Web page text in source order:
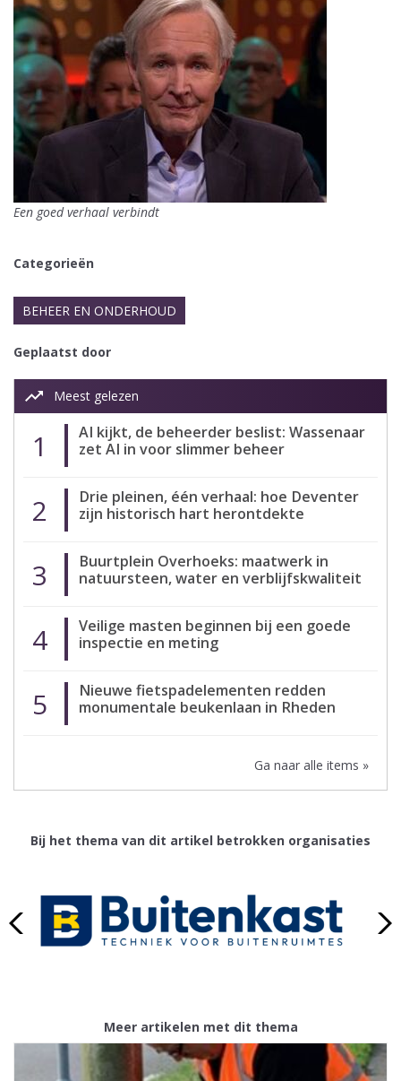
Een goed verhaal verbindt
Categorieën
BEHEER EN ONDERHOUD
Geplaatst door
trending_up Meest gelezen
1
AI kijkt, de beheerder beslist: Wassenaar
zet AI in voor slimmer beheer
2
Drie pleinen, één verhaal: hoe Deventer
zijn historisch hart herontdekte
3
Buurtplein Overhoeks: maatwerk in
natuursteen, water en verblijfskwaliteit
4
Veilige masten beginnen bij een goede
inspectie en meting
5
Nieuwe fietspadelementen redden
monumentale beukenlaan in Rheden
Ga naar alle items »
Bij het thema van dit artikel betrokken organisaties
Meer artikelen met dit thema